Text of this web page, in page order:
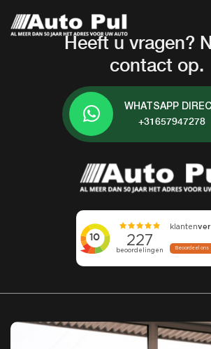
Heeft u vragen?
contact op.
WHATSAPP
+31657947278